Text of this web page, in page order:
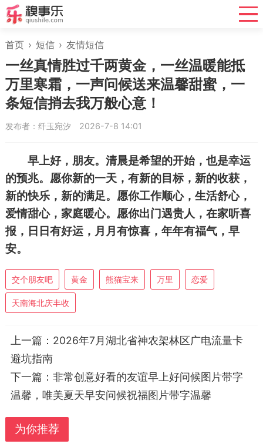
首页 › 短信 › 友情短信
一丝真情胜过千两黄金，一丝温暖能抵
万里寒霜，一声问候送来温馨甜蜜，一
条短信捎去我万般心意！
发布者：纤玉宛汐 2026-7-8 14:01
早上好，朋友。清晨是希望的开始，也是幸运
的预兆。愿你新的一天，有新的目标，新的收获，
新的快乐，新的满足。愿你工作顺心，生活舒心，
爱情甜心，家庭暖心。愿你出门遇贵人，在家听喜
报，日日有好运，月月有惊喜，年年有福气，早
安。
交个朋友吧 黄金 熊猫宝来 万里 恋爱
天南海北庆丰收
上一篇： 2026年7月湖北省神农架林区广电流量卡
避坑指南
下一篇： 非常创意好看的友谊早上好问候图片带字
温馨，唯美夏天早安问候祝福图片带字温馨
为你推荐